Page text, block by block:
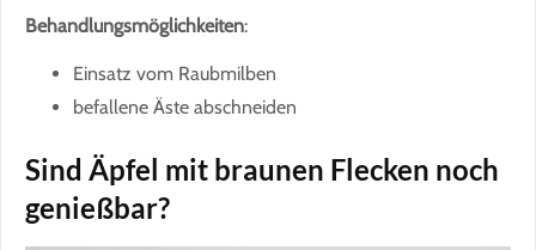
Behandlungsmöglichkeiten:
Einsatz vom Raubmilben
befallene Äste abschneiden
Sind Äpfel mit braunen Flecken noch
genießbar?